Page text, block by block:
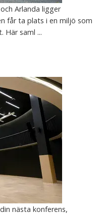
Arlanda ligger
får ta plats i en miljö som
Här saml ...
nästa konferens,